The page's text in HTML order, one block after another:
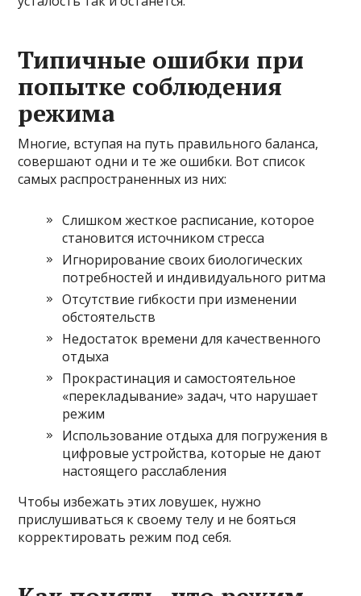
Типичные ошибки при
попытке соблюдения
режима
Многие, вступая на путь правильного баланса,
совершают одни и те же ошибки. Вот список
самых распространенных из них:
Слишком жесткое расписание, которое
становится источником стресса
Игнорирование своих биологических
потребностей и индивидуального ритма
Отсутствие гибкости при изменении
обстоятельств
Недостаток времени для качественного
отдыха
Прокрастинация и самостоятельное
«перекладывание» задач, что нарушает
режим
Использование отдыха для погружения в
цифровые устройства, которые не дают
настоящего расслабления
Чтобы избежать этих ловушек, нужно
прислушиваться к своему телу и не бояться
корректировать режим под себя.